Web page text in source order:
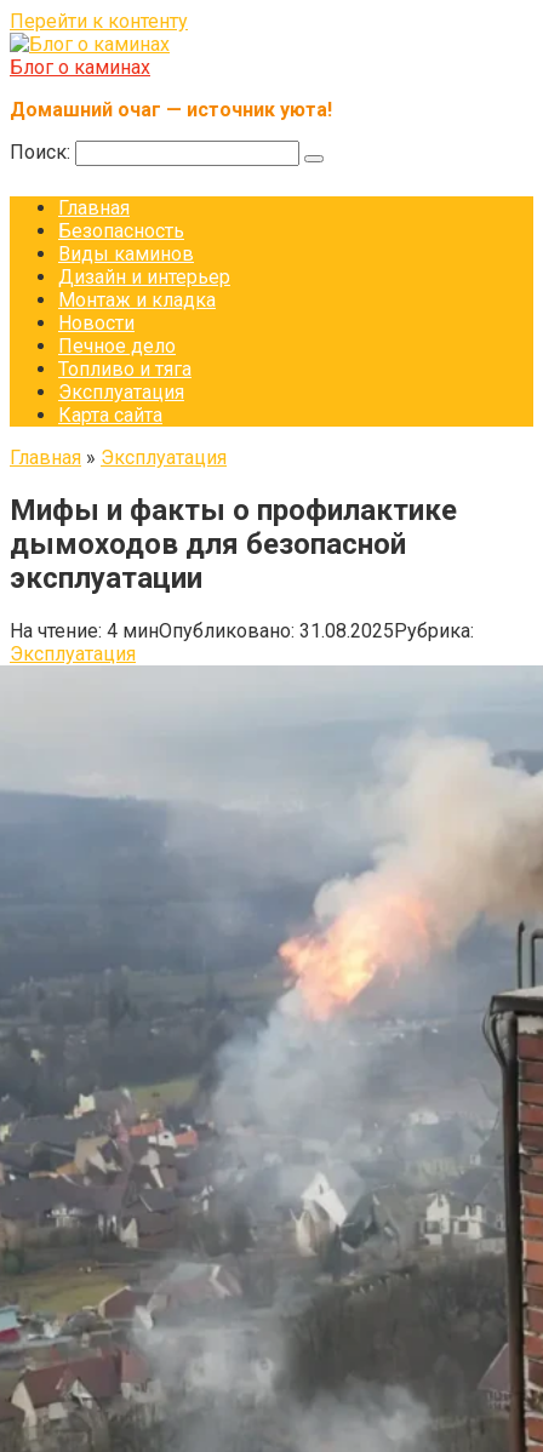
Перейти к контенту
Блог о каминах
Домашний очаг — источник уюта!
Поиск:
Главная
Безопасность
Виды каминов
Дизайн и интерьер
Монтаж и кладка
Новости
Печное дело
Топливо и тяга
Эксплуатация
Карта сайта
Главная » Эксплуатация
Мифы и факты о профилактике
дымоходов для безопасной
эксплуатации
На чтение: 4 минОпубликовано: 31.08.2025Рубрика:
Эксплуатация